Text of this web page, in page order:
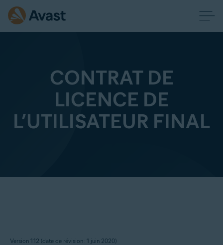
CONTRAT DE
LICENCE DE
L’UTILISATEUR FINAL
Version 1.12 (date de révision : 1 juin 2020)